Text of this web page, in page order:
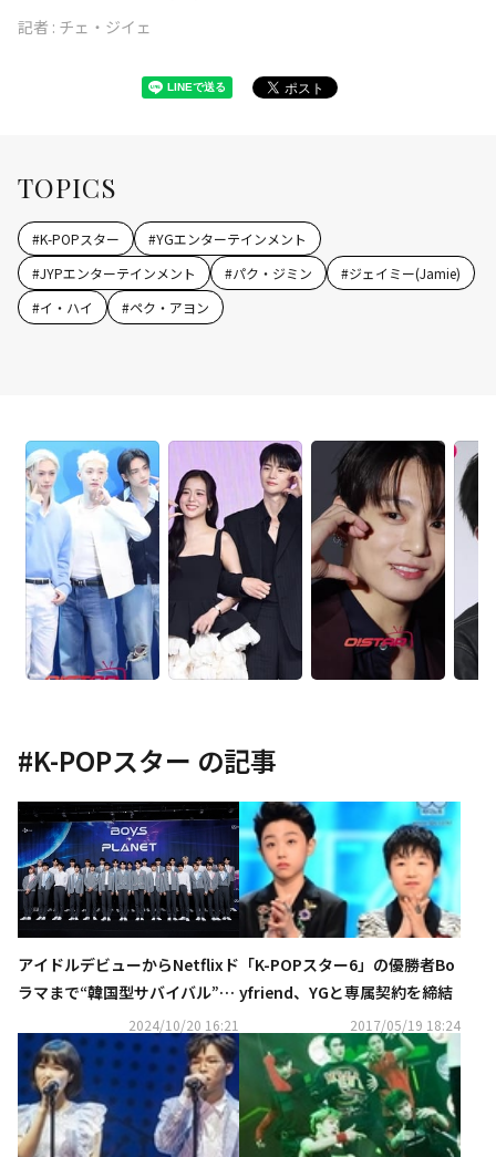
記者 : チェ・ジイェ
TOPICS
#K-POPスター #YGエンターテインメント
#JYPエンターテインメント #パク・ジミン #ジェイミー(Jamie)
#イ・ハイ #ペク・アヨン
#K-POPスター の記事
アイドルデビューからNetflixド
ラマまで“韓国型サバイバル”の
人気の理由とは？2024/10/20 16:21
「K-POPスター6」の優勝者Bo
yfriend、YGと専属契約を締結
2017/05/19 18:24